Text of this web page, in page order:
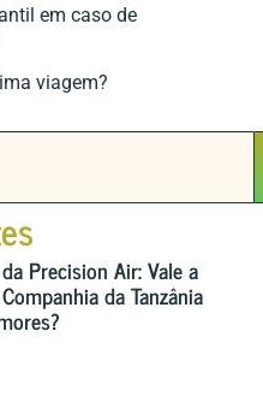
em caso de
viagem?
Precision Air: Vale a
da Tanzânia